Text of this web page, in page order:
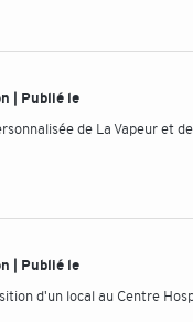
| Publié le
de La Vapeur et
| Publié le
d'un local au Centre